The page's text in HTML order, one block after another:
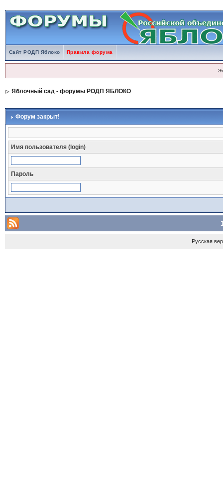
Сайт РОДП Яблоко Правила форума
Яблочный сад - форумы РОДП ЯБЛОКО
Форум закрыт!
Имя пользователя (login)
Пароль
Русская